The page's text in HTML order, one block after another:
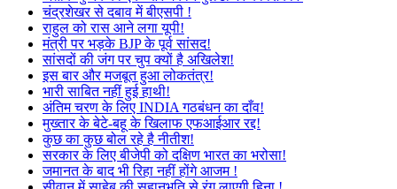
चंद्रशेखर से दबाव में बीएसपी !
राहुल को रास आने लगा यूपी!
मंत्री पर भड़के BJP के पूर्व सांसद!
सांसदों की जंग पर चुप क्यों है अखिलेश!
इस बार और मजबूत हुआ लोकतंत्र!
भारी साबित नहीं हुई हाथी!
अंतिम चरण के लिए INDIA गठबंधन का दाँव!
मुख्तार के बेटे-बहू के खिलाफ एफआईआर रद्द!
कुछ का कुछ बोल रहे है नीतीश!
सरकार के लिए बीजेपी को दक्षिण भारत का भरोसा!
जमानत के बाद भी रिहा नहीं होंगे आजम !